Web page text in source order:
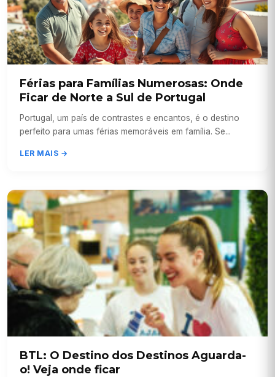
Férias para Famílias Numerosas: Onde
Ficar de Norte a Sul de Portugal
Portugal, um país de contrastes e encantos, é o destino
perfeito para umas férias memoráveis em família. Se...
LER MAIS →
BTL: O Destino dos Destinos Aguarda-
o! Veja onde ficar